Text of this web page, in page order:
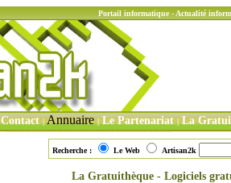
Portail informatique - Actualité
Contact |Annuaire| Le Partenariat | La
Recherche : Le Web Artisan2k
La Gratuithèque - Logiciels